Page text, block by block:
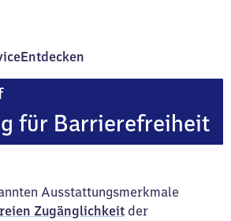
Entdecken
Pirmasens
für Barrierefreiheit
Ausstattungsmerkmale
Zugänglichkeit der